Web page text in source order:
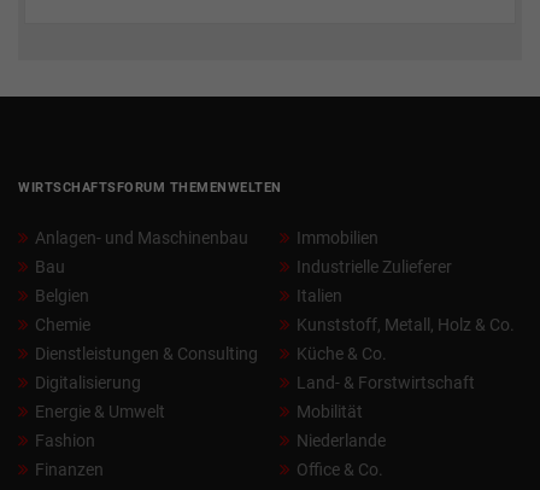
WIRTSCHAFTSFORUM THEMENWELTEN
Anlagen- und Maschinenbau
Bau
Belgien
Chemie
Dienstleistungen & Consulting
Digitalisierung
Energie & Umwelt
Fashion
Finanzen
Immobilien
Industrielle Zulieferer
Italien
Kunststoff, Metall, Holz & Co.
Küche & Co.
Land- & Forstwirtschaft
Mobilität
Niederlande
Office & Co.